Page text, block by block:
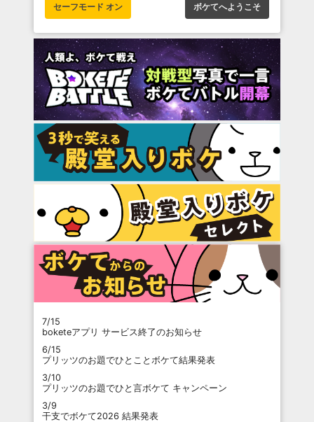
セーフモード オン ボケてへようこそ
7/15
boketeアプリ サービス終了のお知らせ
6/15
プリッツのお題でひとことボケて結果発表
3/10
プリッツのお題でひと言ボケて キャンペーン
3/9
干支でボケて2026 結果発表